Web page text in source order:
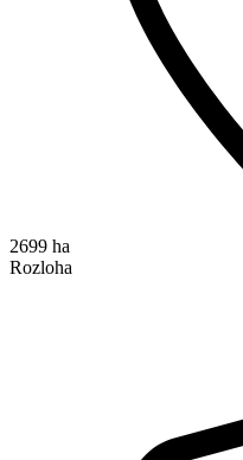
2699 ha
Rozloha